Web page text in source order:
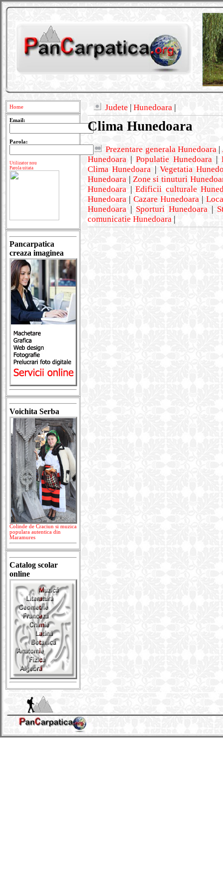
Home
Email:
Parola:
Utilizator nou
Parola uitata
Pancarpatica
creaza imaginea
Voichita Serba
Colinde de Craciun si muzica
populara autentica din
Maramures
Catalog scolar
online
Judete | Hunedoara |
Clima Hunedoara
Prezentare generala Hunedoara |
Hunedoara | Populatie Hunedoara |
Clima Hunedoara |Vegetatia
Hunedoara | Zone si tinuturi
Hunedoara |Edificii culturale
Hunedoara | Cazare Hunedoara |
Hunedoara | Sporturi Hunedoara |
comunicatie Hunedoara |